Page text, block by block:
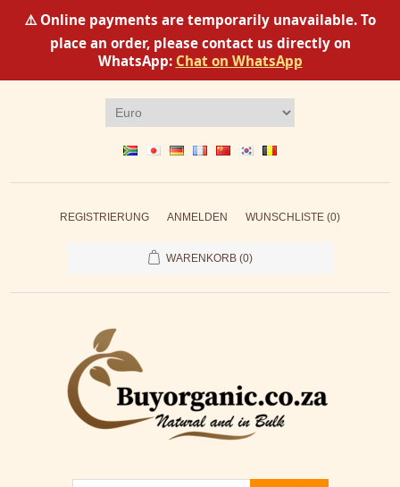
⚠️ Online payments are temporarily unavailable. To
place an order, please contact us directly on
WhatsApp: Chat on WhatsApp
REGISTRIERUNG ANMELDEN WUNSCHLISTE (0)
WARENKORB (0)